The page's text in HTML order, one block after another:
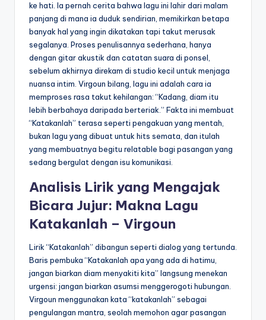
ke hati. Ia pernah cerita bahwa lagu ini lahir dari malam
panjang di mana ia duduk sendirian, memikirkan betapa
banyak hal yang ingin dikatakan tapi takut merusak
segalanya. Proses penulisannya sederhana, hanya
dengan gitar akustik dan catatan suara di ponsel,
sebelum akhirnya direkam di studio kecil untuk menjaga
nuansa intim. Virgoun bilang, lagu ini adalah cara ia
memproses rasa takut kehilangan: “Kadang, diam itu
lebih berbahaya daripada berteriak.” Fakta ini membuat
“Katakanlah” terasa seperti pengakuan yang mentah,
bukan lagu yang dibuat untuk hits semata, dan itulah
yang membuatnya begitu relatable bagi pasangan yang
sedang bergulat dengan isu komunikasi.
Analisis Lirik yang Mengajak
Bicara Jujur: Makna Lagu
Katakanlah – Virgoun
Lirik “Katakanlah” dibangun seperti dialog yang tertunda.
Baris pembuka “Katakanlah apa yang ada di hatimu,
jangan biarkan diam menyakiti kita” langsung menekan
urgensi: jangan biarkan asumsi menggerogoti hubungan.
Virgoun menggunakan kata “katakanlah” sebagai
pengulangan mantra, seolah memohon agar pasangan